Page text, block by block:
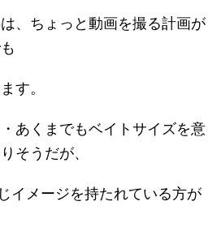
、ちょっと動画を撮る計画が
す。
あくまでもベイトサイズを意
そうだが、
イメージを持たれている方が